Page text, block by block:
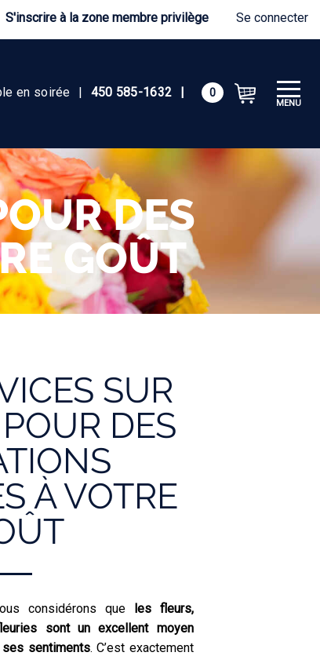
S'inscrire à la zone membre privilège Se connecter
en soirée | 450 585-1632 | 0
DES
GOÛT
MENU
SUR
DES
À VOTRE
considérons que les fleurs,
sont un excellent moyen
ses sentiments. C’est exactement